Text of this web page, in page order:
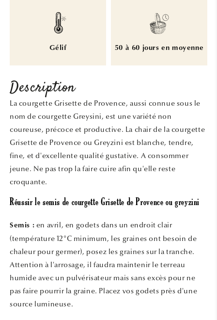
Gélif 50 à 60 jours en moyenne
Description
La courgette Grisette de Provence, aussi connue sous le
nom de courgette Greysini, est une variété non
coureuse, précoce et productive. La chair de la courgette
Grisette de Provence ou Greyzini est blanche, tendre,
fine, et d'excellente qualité gustative. A consommer
jeune. Ne pas trop la faire cuire afin qu'elle reste
croquante.
Réussir le semis de courgette Grisette de Provence ou greyzini
Semis : en avril, en godets dans un endroit clair
(température 12°C minimum, les graines ont besoin de
chaleur pour germer), posez les graines sur la tranche.
Attention à l'arrosage, il faudra maintenir le terreau
humide avec un pulvérisateur mais sans excès pour ne
pas faire pourrir la graine. Placez vos godets près d'une
source lumineuse.